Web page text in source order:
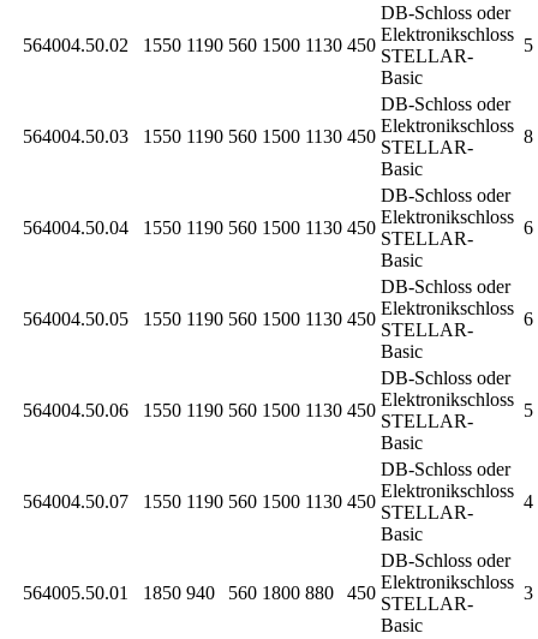
564004.50.02 1550 1190 560 1500 1130 450
DB-Schloss oder
Elektronikschloss
STELLAR-
Basic
5
564004.50.03 1550 1190 560 1500 1130 450
DB-Schloss oder
Elektronikschloss
STELLAR-
Basic
8
564004.50.04 1550 1190 560 1500 1130 450
DB-Schloss oder
Elektronikschloss
STELLAR-
Basic
6
564004.50.05 1550 1190 560 1500 1130 450
DB-Schloss oder
Elektronikschloss
STELLAR-
Basic
6
564004.50.06 1550 1190 560 1500 1130 450
DB-Schloss oder
Elektronikschloss
STELLAR-
Basic
5
564004.50.07 1550 1190 560 1500 1130 450
DB-Schloss oder
Elektronikschloss
STELLAR-
Basic
4
564005.50.01 1850 940 560 1800 880 450
DB-Schloss oder
Elektronikschloss
STELLAR-
Basic
3